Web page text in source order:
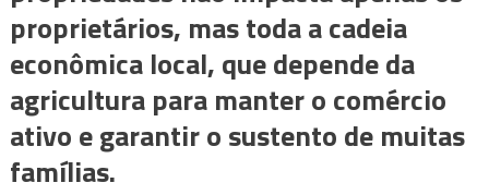
proprietários, mas toda a cadeia
econômica local, que depende da
agricultura para manter o comércio
ativo e garantir o sustento de muitas
famílias.